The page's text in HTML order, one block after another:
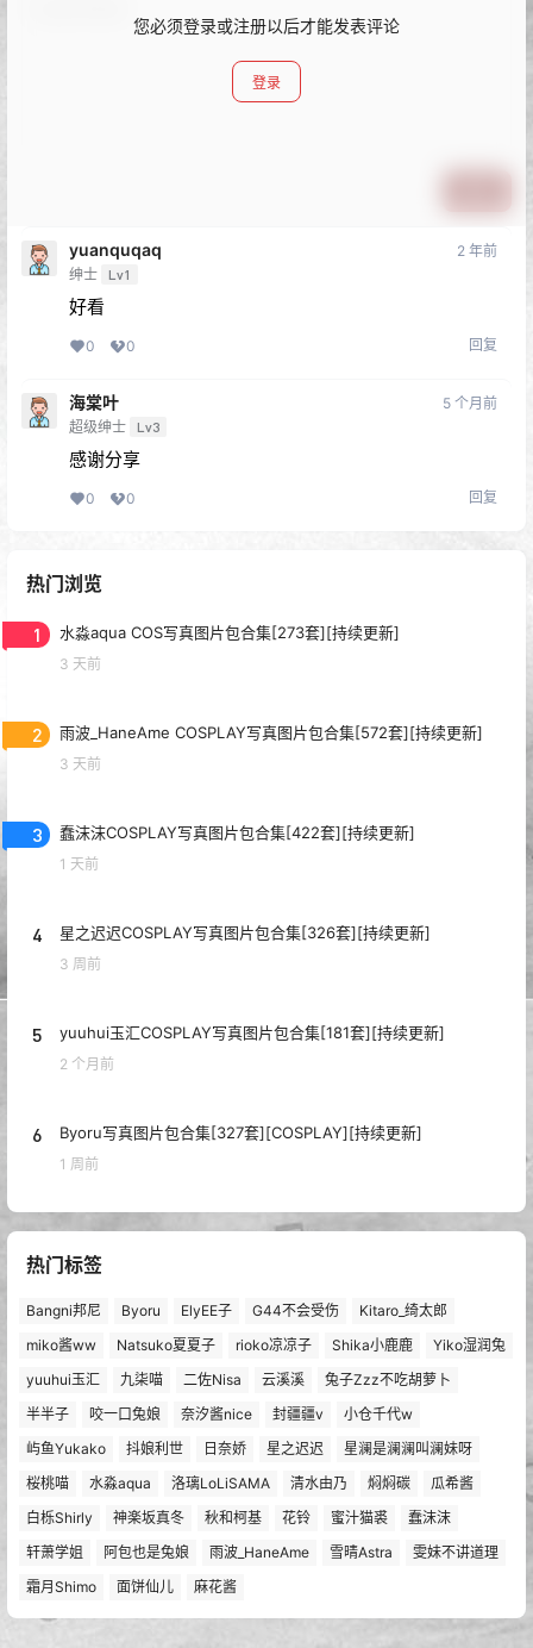
您必须登录或注册以后才能发表评论
登录
yuanquqaq
绅士 Lv1
2 年前
好看
0 0 回复
海棠叶
超级绅士 Lv3
5 个月前
感谢分享
0 0 回复
热门浏览
1 水淼aqua COS写真图片包合集[273套][持续更新]
3 天前
2 雨波_HaneAme COSPLAY写真图片包合集[572套][持续更新]
3 天前
3 蠢沫沫COSPLAY写真图片包合集[422套][持续更新]
1 天前
4 星之迟迟COSPLAY写真图片包合集[326套][持续更新]
3 周前
5 yuuhui玉汇COSPLAY写真图片包合集[181套][持续更新]
2 个月前
6 Byoru写真图片包合集[327套][COSPLAY][持续更新]
1 周前
热门标签
Bangni邦尼 Byoru ElyEE子 G44不会受伤
Kitaro_绮太郎
miko酱ww
Natsuko夏夏子 rioko凉凉子 Shika小鹿鹿
Yiko湿润兔
yuuhui玉汇
九柒喵 二佐Nisa 云溪溪
兔子Zzz不吃胡萝卜
半半子
咬一口兔娘 奈汐酱nice 封疆疆v
小仓千代w
屿鱼Yukako
抖娘利世 日奈娇 星之迟迟
星澜是澜澜叫澜妹呀
桜桃喵
水淼aqua 洛璃LoLiSAMA 清水由乃 焖焖碳
瓜希酱
白栎Shirly
神楽坂真冬 秋和柯基 花铃 蜜汁猫裘
蠢沫沫
轩萧学姐
阿包也是兔娘 雨波_HaneAme 雪晴Astra
雯妹不讲道理
霜月Shimo
面饼仙儿 麻花酱